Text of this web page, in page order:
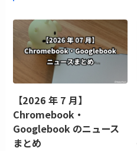
【2026 年 7 月】
Chromebook・
Googlebook のニュース
まとめ